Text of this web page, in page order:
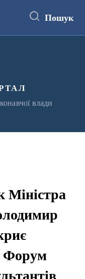
Пошук
влади
Міністра
Форум